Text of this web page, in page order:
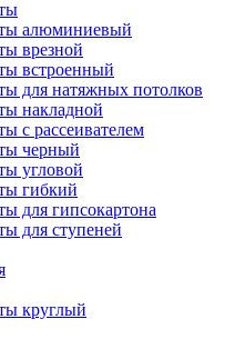
алюминиевый
врезной
встроенный
для натяжных потолков
накладной
с рассеивателем
черный
угловой
гибкий
для гипсокартона
для ступеней
круглый